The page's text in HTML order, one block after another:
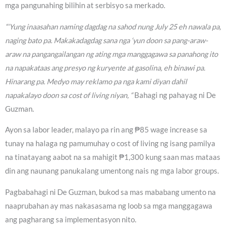
mga pangunahing bilihin at serbisyo sa merkado.
“‘Yung inaasahan naming dagdag na sahod nung July 25 eh nawala pa,
naging bato pa. Makakadagdag sana nga ‘yun doon sa pang-araw-
araw na pangangailangan ng ating mga manggagawa sa panahong ito
na napakataas ang presyo ng kuryente at gasolina, eh binawi pa.
Hinarang pa. Medyo may reklamo pa nga kami diyan dahil
napakalayo doon sa cost of living niyan, “Bahagi ng pahayag ni De
Guzman.
Ayon sa labor leader, malayo pa rin ang ₱85 wage increase sa
tunay na halaga ng pamumuhay o cost of living ng isang pamilya
na tinatayang aabot na sa mahigit ₱1,300 kung saan mas mataas
din ang naunang panukalang umentong nais ng mga labor groups.
Pagbabahagi ni De Guzman, bukod sa mas mababang umento na
naaprubahan ay mas nakasasama ng loob sa mga manggagawa
ang pagharang sa implementasyon nito.